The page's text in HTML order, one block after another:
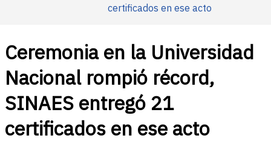
certificados en ese acto
Ceremonia en la Universidad
Nacional rompió récord,
SINAES entregó 21
certificados en ese acto